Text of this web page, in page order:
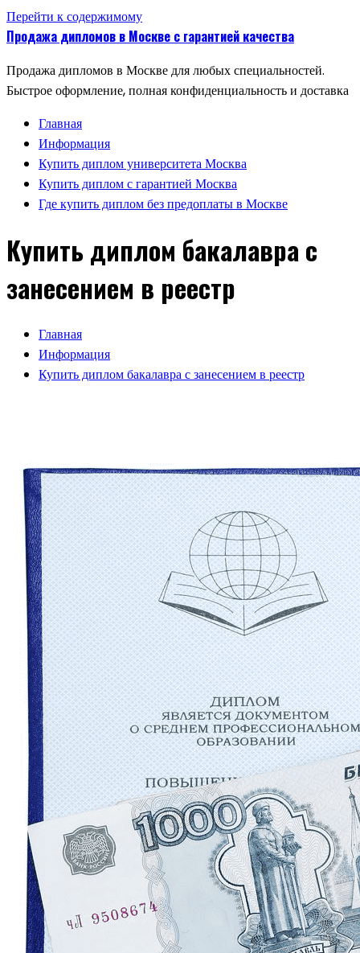
Перейти к содержимому
Продажа дипломов в Москве с гарантией качества
Продажа дипломов в Москве для любых специальностей.
Быстрое оформление, полная конфиденциальность и доставка
Главная
Информация
Купить диплом университета Москва
Купить диплом с гарантией Москва
Где купить диплом без предоплаты в Москве
Купить диплом бакалавра с
занесением в реестр
Главная
Информация
Купить диплом бакалавра с занесением в реестр